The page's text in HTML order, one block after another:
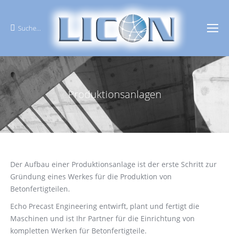
Search:
Suche...
Produktionsanlagen
Der Aufbau einer Produktionsanlage ist der erste Schritt zur
Gründung eines Werkes für die Produktion von
Betonfertigteilen.
Echo Precast Engineering entwirft, plant und fertigt die
Maschinen und ist Ihr Partner für die Einrichtung von
kompletten Werken für Betonfertigteile.